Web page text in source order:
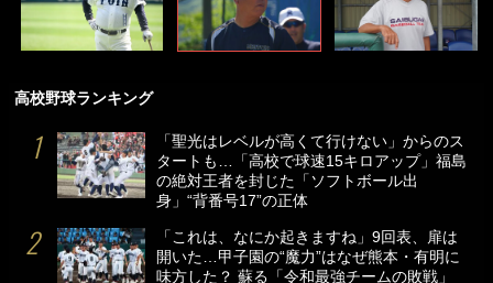
高校野球ランキング
「聖光はレベルが高くて行けない」からのス
タートも…「高校で球速15キロアップ」福島
の絶対王者を封じた「ソフトボール出
身」“背番号17”の正体
「これは、なにか起きますね」9回表、扉は
開いた…甲子園の“魔力”はなぜ熊本・有明に
味方した？ 蘇る「令和最強チームの敗戦」